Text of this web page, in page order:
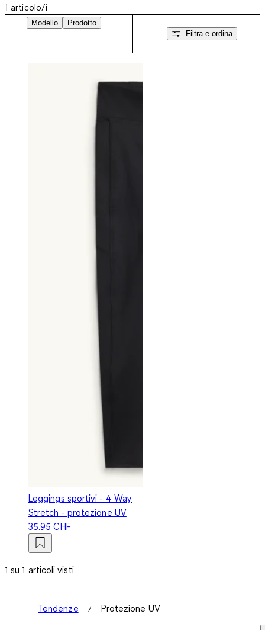
1 articolo/i
Modello
Prodotto
Filtra e ordina
Leggings sportivi - 4 Way
Stretch - protezione UV
35.95 CHF
1 su 1 articoli visti
Tendenze Protezione UV